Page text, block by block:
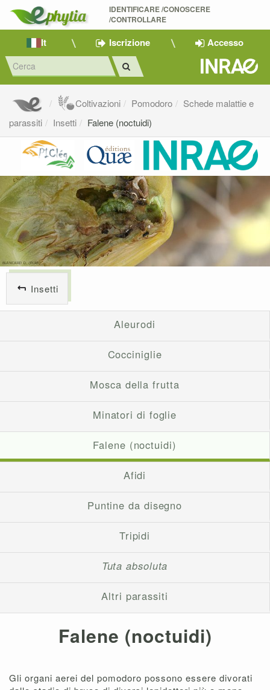
IDENTIFICARE /CONOSCERE
/CONTROLLARE
It Iscrizione Accesso
Coltivazioni Pomodoro
Schede malattie e
parassiti
Insetti Falene (noctuidi)
Insetti
Aleurodi
Cocciniglie
Mosca della frutta
Minatori di foglie
Falene (noctuidi)
Afidi
Puntine da disegno
Tripidi
Tuta absoluta
Altri parassiti
Falene (noctuidi)
Gli organi aerei del pomodoro possono essere divorati